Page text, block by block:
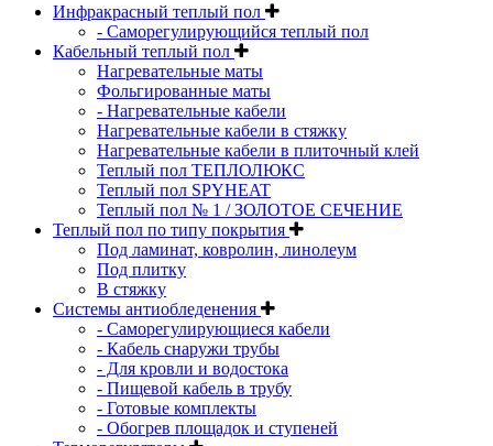
Инфракрасный теплый пол
- Саморегулирующийся теплый пол
Кабельный теплый пол
Нагревательные маты
Фольгированные маты
- Нагревательные кабели
Нагревательные кабели в стяжку
Нагревательные кабели в плиточный клей
Теплый пол ТЕПЛОЛЮКС
Теплый пол SPYHEAT
Теплый пол № 1 / ЗОЛОТОЕ СЕЧЕНИЕ
Теплый пол по типу покрытия
Под ламинат, ковролин, линолеум
Под плитку
В стяжку
Системы антиобледенения
- Саморегулирующиеся кабели
- Кабель снаружи трубы
- Для кровли и водостока
- Пищевой кабель в трубу
- Готовые комплекты
- Обогрев площадок и ступеней